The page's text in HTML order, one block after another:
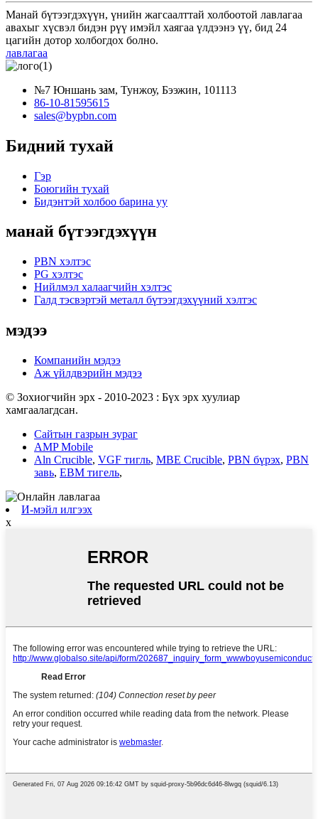
Манай бүтээгдэхүүн, үнийн жагсаалттай холбоотой лавлагаа
авахыг хүсвэл бидэн рүү имэйл хаягаа үлдээнэ үү, бид 24
цагийн дотор холбогдох болно.
лавлагаа
№7 Юншань зам, Тунжоу, Бээжин, 101113
86-10-81595615
sales@bypbn.com
Бидний тухай
Гэр
Боюгийн тухай
Бидэнтэй холбоо барина уу
манай бүтээгдэхүүн
PBN хэлтэс
PG хэлтэс
Нийлмэл халаагчийн хэлтэс
Галд тэсвэртэй металл бүтээгдэхүүний хэлтэс
мэдээ
Компанийн мэдээ
Аж үйлдвэрийн мэдээ
© Зохиогчийн эрх - 2010-2023 : Бүх эрх хуулиар
хамгаалагдсан.
Сайтын газрын зураг
AMP Mobile
Aln Crucible, VGF тигль, MBE Crucible, PBN бүрэх, PBN
завь, EBM тигель,
И-мэйл илгээх
x